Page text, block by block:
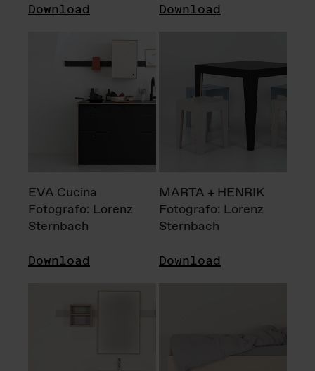
Download Download
EVA Cucina
Fotografo: Lorenz
Sternbach
Download
MARTA + HENRIK
Fotografo: Lorenz
Sternbach
Download